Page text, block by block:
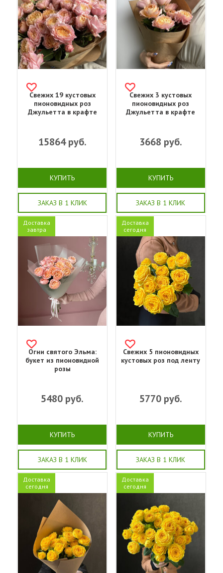
Свежих 19 кустовых
пионовидных роз
Джульетта в крафте
15864руб.
КУПИТЬ
ЗАКАЗ В 1 КЛИК
Свежих 3 кустовых
пионовидных роз
Джульетта в крафте
3668 руб.
КУПИТЬ
ЗАКАЗ В 1 КЛИК
Доставка
завтра
Огни святого Эльма:
букет из пионовидной
розы
5480 руб.
КУПИТЬ
ЗАКАЗ В 1 КЛИК
Доставка
сегодня
Свежих 5 пионовидных
кустовых роз под ленту
5770руб.
КУПИТЬ
ЗАКАЗ В 1 КЛИК
Доставка
сегодня
Доставка
сегодня